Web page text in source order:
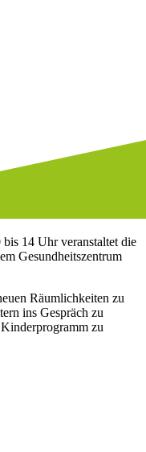
14 Uhr veranstaltet die
Gesundheitszentrum
Räumlichkeiten zu
ins Gespräch zu
zu